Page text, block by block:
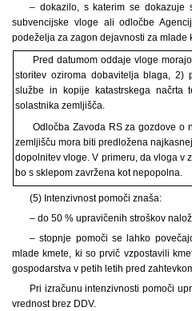
– dokazilo, s katerim se dokazuje
subvencijske vloge ali odločbe
podeželja za zagon dejavnosti za mlade
Pred datumom oddaje vloge
storitev oziroma dobavitelja blaga, 2)
službe in kopije katastrskega načrta
solastnika zemljišča.
Odločba Zavoda RS za gozdove o
zemljišču mora biti predložena
dopolnitev vloge. V primeru, da vloga v
bo s sklepom zavržena kot nepopolna.
(5) Intenzivnost pomoči znaša:
– do 50 % upravičenih stroškov
– stopnje pomoči se lahko
mlade kmete, ki so prvič vzpostavili
gospodarstva v petih letih pred
Pri izračunu intenzivnosti pomoči
vrednost brez DDV.